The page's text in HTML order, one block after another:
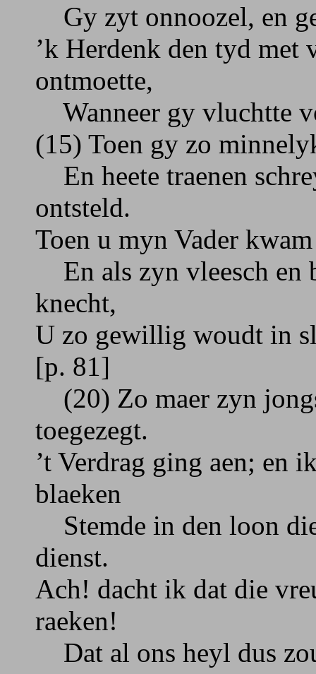
Gy zyt onnoozel, en
’k Herdenk den tyd met
ontmoette,
Wanneer gy vluchtte
(15) Toen gy zo
En heete traenen
ontsteld.
Toen u myn Vader
En als zyn vleesch en
knecht,
U zo gewillig woudt in
[p. 81]
(20) Zo maer zyn
toegezegt.
’t Verdrag ging aen; en
blaeken
Stemde in den loon
dienst.
Ach! dacht ik dat die
raeken!
Dat al ons heyl dus